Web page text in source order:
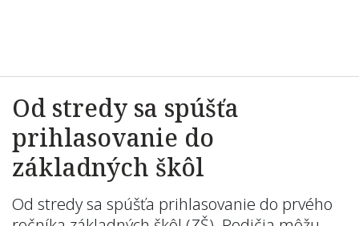
Od stredy sa spúšťa
prihlasovanie do
základných škôl
Od stredy sa spúšťa prihlasovanie do prvého